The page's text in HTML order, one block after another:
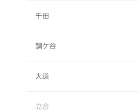
千田
鯛ケ谷
大道
立合